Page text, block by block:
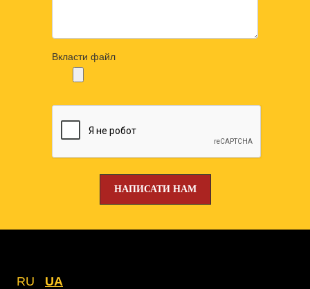
Вкласти файл
НАПИСАТИ НАМ
RU UA